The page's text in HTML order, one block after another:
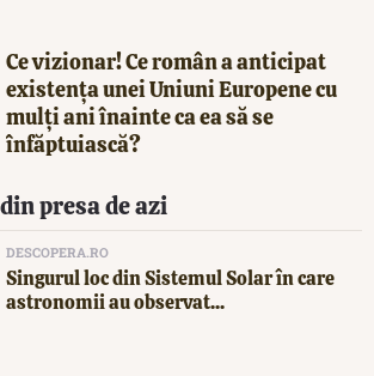
Ce vizionar! Ce român a anticipat
existența unei Uniuni Europene cu
mulți ani înainte ca ea să se
înfăptuiască?
presa de azi
DESCOPERA.RO
Singurul loc din Sistemul Solar în care
astronomii au observat...